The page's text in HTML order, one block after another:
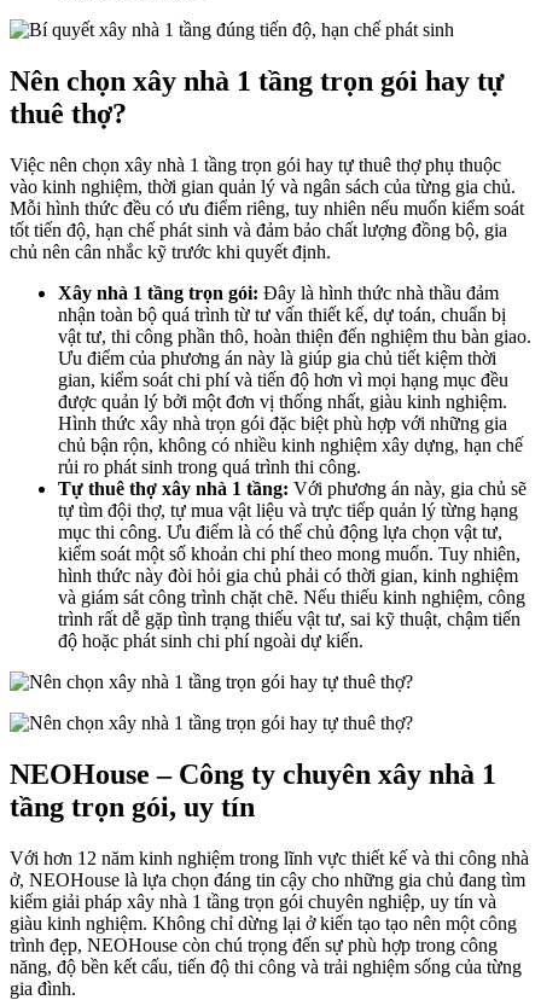
Nên chọn xây nhà 1 tầng trọn gói hay tự
thuê thợ?
Việc nên chọn xây nhà 1 tầng trọn gói hay tự thuê thợ phụ thuộc
vào kinh nghiệm, thời gian quản lý và ngân sách của từng gia chủ.
Mỗi hình thức đều có ưu điểm riêng, tuy nhiên nếu muốn kiểm soát
tốt tiến độ, hạn chế phát sinh và đảm bảo chất lượng đồng bộ, gia
chủ nên cân nhắc kỹ trước khi quyết định.
Xây nhà 1 tầng trọn gói: Đây là hình thức nhà thầu đảm
nhận toàn bộ quá trình từ tư vấn thiết kế, dự toán, chuẩn bị
vật tư, thi công phần thô, hoàn thiện đến nghiệm thu bàn giao.
Ưu điểm của phương án này là giúp gia chủ tiết kiệm thời
gian, kiểm soát chi phí và tiến độ hơn vì mọi hạng mục đều
được quản lý bởi một đơn vị thống nhất, giàu kinh nghiệm.
Hình thức xây nhà trọn gói đặc biệt phù hợp với những gia
chủ bận rộn, không có nhiều kinh nghiệm xây dựng, hạn chế
rủi ro phát sinh trong quá trình thi công.
Tự thuê thợ xây nhà 1 tầng: Với phương án này, gia chủ sẽ
tự tìm đội thợ, tự mua vật liệu và trực tiếp quản lý từng hạng
mục thi công. Ưu điểm là có thể chủ động lựa chọn vật tư,
kiểm soát một số khoản chi phí theo mong muốn. Tuy nhiên,
hình thức này đòi hỏi gia chủ phải có thời gian, kinh nghiệm
và giám sát công trình chặt chẽ. Nếu thiếu kinh nghiệm, công
trình rất dễ gặp tình trạng thiếu vật tư, sai kỹ thuật, chậm tiến
độ hoặc phát sinh chi phí ngoài dự kiến.
NEOHouse – Công ty chuyên xây nhà 1
tầng trọn gói, uy tín
Với hơn 12 năm kinh nghiệm trong lĩnh vực thiết kế và thi công nhà
ở, NEOHouse là lựa chọn đáng tin cậy cho những gia chủ đang tìm
kiếm giải pháp xây nhà 1 tầng trọn gói chuyên nghiệp, uy tín và
giàu kinh nghiệm. Không chỉ dừng lại ở kiến tạo tạo nên một công
trình đẹp, NEOHouse còn chú trọng đến sự phù hợp trong công
năng, độ bền kết cấu, tiến độ thi công và trải nghiệm sống của từng
gia đình.